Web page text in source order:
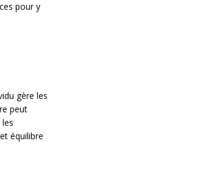
pour y
gère les
peut
équilibre